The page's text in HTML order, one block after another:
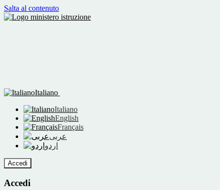
Salta al contenuto
Italiano
Italiano
English
Français
عربى
اردو
Accedi
Accedi